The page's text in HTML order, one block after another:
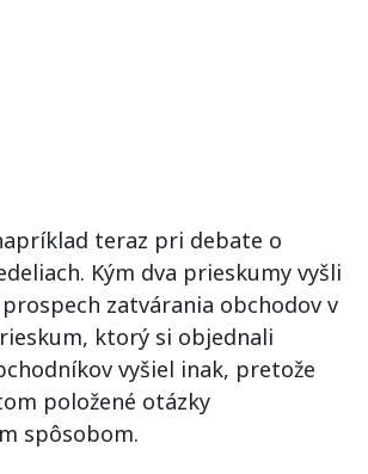
teraz pri debate o
Kým dva prieskumy vyšli
zatvárania obchodov v
ktorý si objednali
vyšiel inak, pretože
položené otázky
spôsobom.